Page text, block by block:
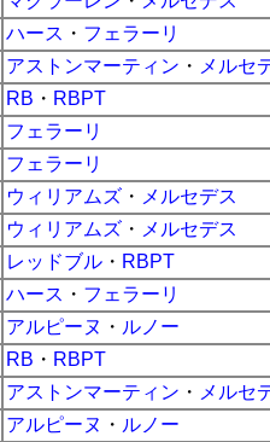
ハース ・ フェラーリ
アストンマーティン ・ メルセ
RB ・ RBPT
フェラーリ
フェラーリ
ウィリアムズ ・ メルセデス
ウィリアムズ ・ メルセデス
レッドブル ・ RBPT
ハース ・ フェラーリ
アルピーヌ ・ ルノー
RB ・ RBPT
アストンマーティン ・ メルセ
アルピーヌ ・ ルノー